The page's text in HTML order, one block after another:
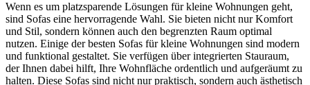
Wenn es um platzsparende Lösungen für kleine Wohnungen geht,
sind Sofas eine hervorragende Wahl. Sie bieten nicht nur Komfort
und Stil, sondern können auch den begrenzten Raum optimal
nutzen. Einige der besten Sofas für kleine Wohnungen sind modern
und funktional gestaltet. Sie verfügen über integrierten Stauraum,
der Ihnen dabei hilft, Ihre Wohnfläche ordentlich und aufgeräumt zu
halten. Diese Sofas sind nicht nur praktisch, sondern auch ästhetisch